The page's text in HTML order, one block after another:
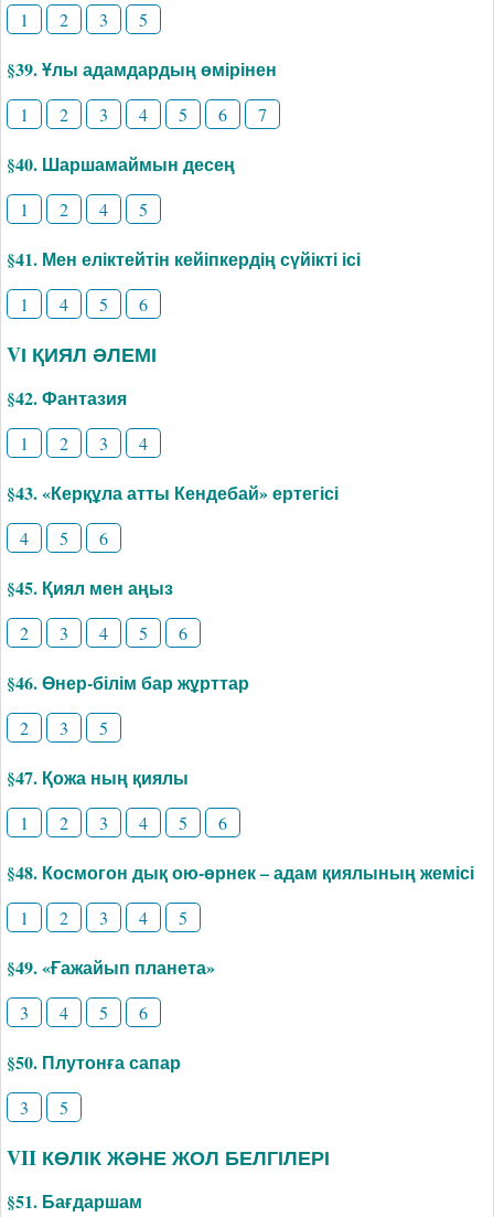
1 2 3 5
§39. Ұлы адамдардың өмірінен
1 2 3 4 5 6 7
§40. Шаршамаймын десең
1 2 4 5
§41. Мен еліктейтін кейіпкердің сүйікті ісі
1 4 5 6
VІ ҚИЯЛ ӘЛЕМІ
§42. Фантазия
1 2 3 4
§43. «Керқұла атты Кендебай» ертегісі
4 5 6
§45. Қиял мен аңыз
2 3 4 5 6
§46. Өнер-білім бар жұрттар
2 3 5
§47. Қожа ның қиялы
1 2 3 4 5 6
§48. Космогон дық ою-өрнек – адам қиялының жемісі
1 2 3 4 5
§49. «Ғажайып планета»
3 4 5 6
§50. Плутонға сапар
3 5
VII КӨЛІК ЖӘНЕ ЖОЛ БЕЛГІЛЕРІ
§51. Бағдаршам